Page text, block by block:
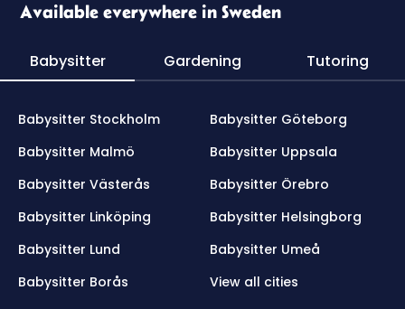
Available everywhere in Sweden
Babysitter Gardening Tutoring
Babysitter Stockholm
Babysitter Göteborg
Babysitter Malmö
Babysitter Uppsala
Babysitter Västerås
Babysitter Örebro
Babysitter Linköping
Babysitter Helsingborg
Babysitter Lund
Babysitter Umeå
Babysitter Borås
View all cities